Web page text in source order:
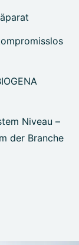
Niveau –
der Branche